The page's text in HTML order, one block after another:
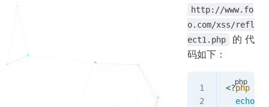
http://www.fo
o.com/xss/refl
ect1.php
的代
码如下：
<?php
  echo